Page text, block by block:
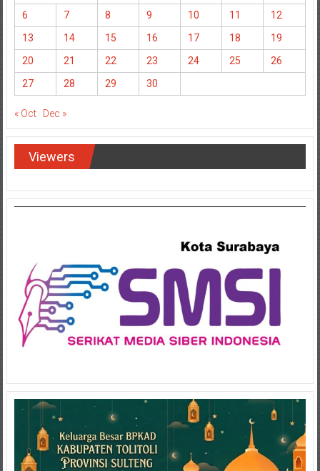
6 7 8 9 10 11
12
13
14 15 16 17 18
19
20
21 22 23 24 25
26
27
28 29 30
« Oct Dec »
Viewers